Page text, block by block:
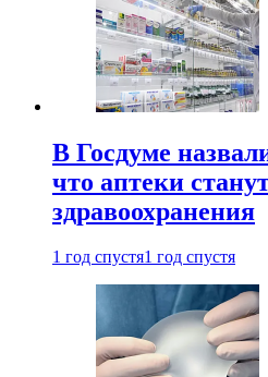
В Госдуме
что аптеки
здравоохранения
1 год спустя1 год спустя